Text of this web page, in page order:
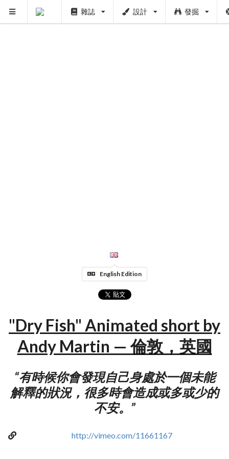
雜誌 設計 發掘
English Edition
"Dry Fish" Animated short by
Andy Martin — 倫敦，英國
“有時候你會發現自己身處於一個未能
解釋的狀況，很多時會造成或多或少的
不安。”
http://vimeo.com/11661167